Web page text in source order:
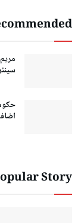
Story